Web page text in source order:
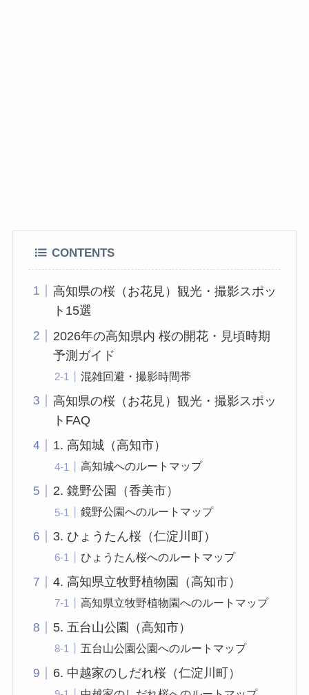
CONTENTS
高知県の桜（お花見）観光・撮影スポッ
ト15選
2026年の高知県内 桜の開花・見頃時期
予測ガイド
混雑回避・撮影時間帯
高知県の桜（お花見）観光・撮影スポッ
トFAQ
1. 高知城（高知市）
高知城へのルートマップ
2. 鏡野公園（香美市）
鏡野公園へのルートマップ
3. ひょうたん桜（仁淀川町）
ひょうたん桜へのルートマップ
4. 高知県立牧野植物園（高知市）
高知県立牧野植物園へのルートマップ
5. 五台山公園（高知市）
五台山公園公園へのルートマップ
6. 中越家のしだれ桜（仁淀川町）